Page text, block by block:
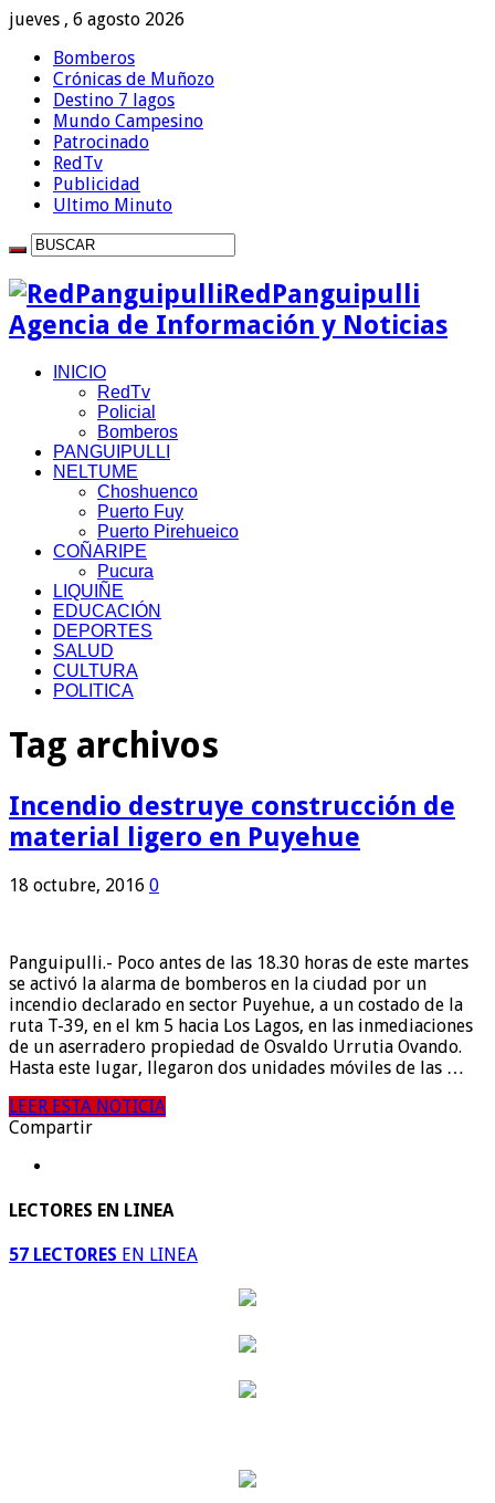
jueves , 6 agosto 2026
Bomberos
Crónicas de Muñozo
Destino 7 lagos
Mundo Campesino
Patrocinado
RedTv
Publicidad
Ultimo Minuto
RedPanguipulli
Agencia de Información y Noticias
INICIO
RedTv
Policial
Bomberos
PANGUIPULLI
NELTUME
Choshuenco
Puerto Fuy
Puerto Pirehueico
COÑARIPE
Pucura
LIQUIÑE
EDUCACIÓN
DEPORTES
SALUD
CULTURA
POLITICA
Tag archivos
Incendio destruye construcción de
material ligero en Puyehue
18 octubre, 2016 0
Panguipulli.- Poco antes de las 18.30 horas de este martes
se activó la alarma de bomberos en la ciudad por un
incendio declarado en sector Puyehue, a un costado de la
ruta T-39, en el km 5 hacia Los Lagos, en las inmediaciones
de un aserradero propiedad de Osvaldo Urrutia Ovando.
Hasta este lugar, llegaron dos unidades móviles de las …
LEER ESTA NOTICIA
Compartir
LECTORES EN LINEA
57 LECTORES EN LINEA